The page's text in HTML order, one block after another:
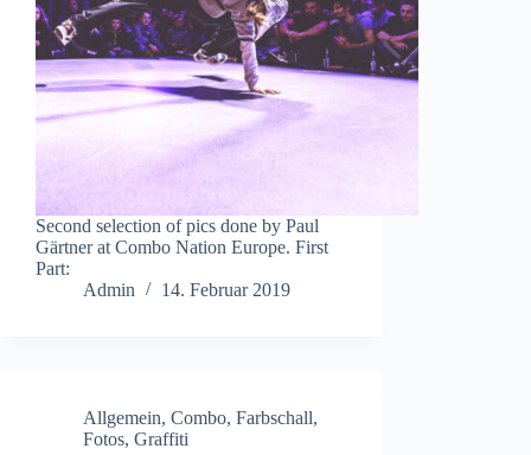
Second selection of pics done by Paul
Gärtner at Combo Nation Europe. First
Part:
Admin
14. Februar 2019
Allgemein, Combo, Farbschall,
Fotos, Graffiti